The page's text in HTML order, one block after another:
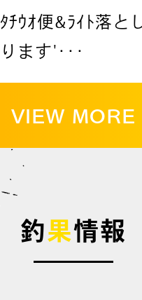
ﾀﾁｳｵ便&ﾗｲﾄ落と
ります'･･･
VIEW MORE
釣果情報